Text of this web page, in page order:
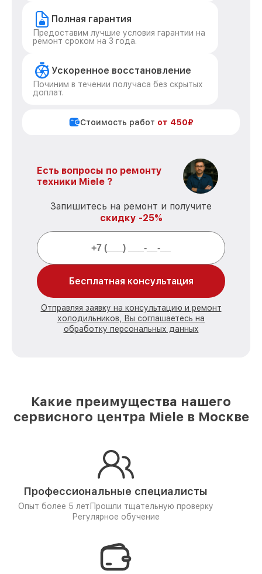
Полная гарантия
Предоставим лучшие условия гарантии на
ремонт сроком на 3 года.
Ускоренное восстановление
Починим в течении получаса без скрытых
доплат.
Стоимость работ от 450₽
Есть вопросы по ремонту
техники Miele ?
Запишитесь на ремонт и получите
скидку -25%
Бесплатная консультация
Отправляя заявку на консультацию и ремонт
холодильников, Вы соглашаетесь на
обработку персональных данных
Какие преимущества нашего
сервисного центра Miele в Москве
Профессиональные специалисты
Опыт более 5 лет Прошли тщательную проверку
Регулярное обучение